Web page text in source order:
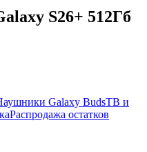
S26+ 512Гб
Galaxy BudsТВ и
Распродажа остатков